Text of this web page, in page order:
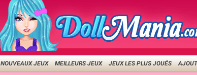
NOUVEAUX JEUX MEILLEURS JEUX JEUX LES PLUS JOUÉS